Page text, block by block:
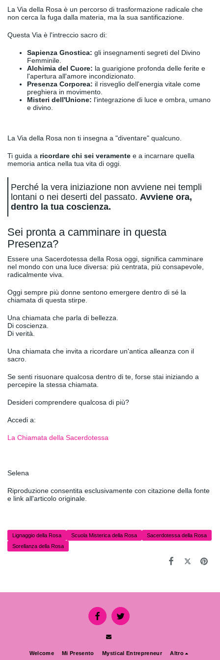
La Via della Rosa è un percorso di trasformazione radicale che
non cerca la fuga dalla materia, ma la sua santificazione.
Questa Via è l'intreccio sacro di:
Sapienza Gnostica: gli insegnamenti segreti del Divino
Femminile.
Alchimia del Cuore: la guarigione profonda delle ferite e
l'apertura all'amore incondizionato.
Presenza Corporea: il risveglio dell'energia vitale come
preghiera in movimento.
Misteri dell'Unione: l'integrazione di luce e ombra, umano
e divino.
La Via della Rosa non ti insegna a "diventare" qualcuno.
Ti guida a ricordare chi sei veramente e a incarnare quella
memoria antica nella tua vita di oggi.
Perché la vera iniziazione non avviene nei templi
lontani o nei deserti del passato. Avviene ora,
dentro la tua coscienza.
Sei pronta a camminare in questa
Presenza?
Essere una Sacerdotessa della Rosa oggi, significa camminare
nel mondo con una luce diversa: più centrata, più consapevole,
radicalmente viva.
Oggi sempre più donne sentono emergere dentro di sé la
chiamata di questa stirpe.
Una chiamata che parla di bellezza.
Di coscienza.
Di verità.
Una chiamata che invita a ricordare un'antica alleanza con il
sacro.
Se senti risuonare qualcosa dentro di te, forse stai iniziando a
percepire la stessa chiamata.
Desideri comprendere qualcosa di più?
Accedi a:
La Chiamata della Sacerdotessa
Selena
Riproduzione consentita esclusivamente con citazione della fonte
e link all'articolo originale.
Lignaggio della Rosa Scuola Misterica della Rosa
Sacerdotessa della Rosa
Sorellanza della Rosa
Welcome Mi Presento Mystical Entrepreneur Altro